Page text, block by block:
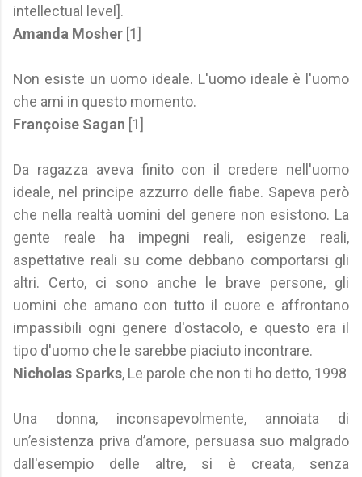
intellectual level].
Amanda Mosher [1]
Non esiste un uomo ideale. L'uomo ideale è l'uomo
che ami in questo momento.
Françoise Sagan [1]
Da ragazza aveva finito con il credere nell'uomo
ideale, nel principe azzurro delle fiabe. Sapeva però
che nella realtà uomini del genere non esistono. La
gente reale ha impegni reali, esigenze reali,
aspettative reali su come debbano comportarsi gli
altri. Certo, ci sono anche le brave persone, gli
uomini che amano con tutto il cuore e affrontano
impassibili ogni genere d'ostacolo, e questo era il
tipo d'uomo che le sarebbe piaciuto incontrare.
Nicholas Sparks, Le parole che non ti ho detto, 1998
Una donna, inconsapevolmente, annoiata di
un’esistenza priva d’amore, persuasa suo malgrado
dall'esempio delle altre, si è creata, senza